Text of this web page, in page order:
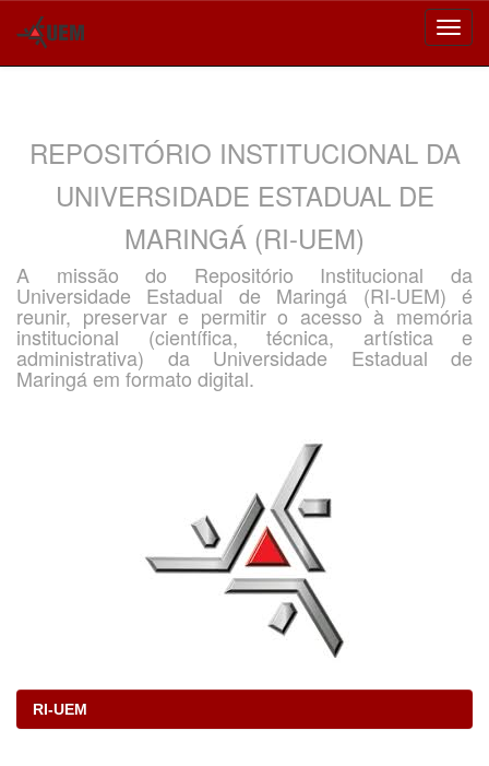
REPOSITÓRIO INSTITUCIONAL DA
UNIVERSIDADE ESTADUAL DE
MARINGÁ (RI-UEM)
A missão do Repositório Institucional da
Universidade Estadual de Maringá (RI-UEM) é
reunir, preservar e permitir o acesso à memória
institucional (científica, técnica, artística e
administrativa) da Universidade Estadual de
Maringá em formato digital.
RI-UEM